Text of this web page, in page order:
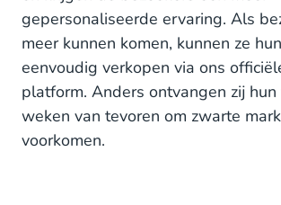
gepersonaliseerde ervaring. Als
meer kunnen komen, kunnen ze
eenvoudig verkopen via ons
platform. Anders ontvangen zij
weken van tevoren om zwarte
voorkomen.